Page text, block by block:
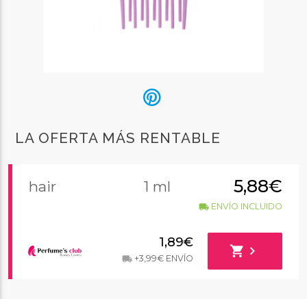
LA OFERTA MÁS RENTABLE
hair 1 ml 5,88€
local_shippingENVÍO INCLUIDO
1,89€
local_shipping+3,99€ ENVÍO shopping_cart chevron_right